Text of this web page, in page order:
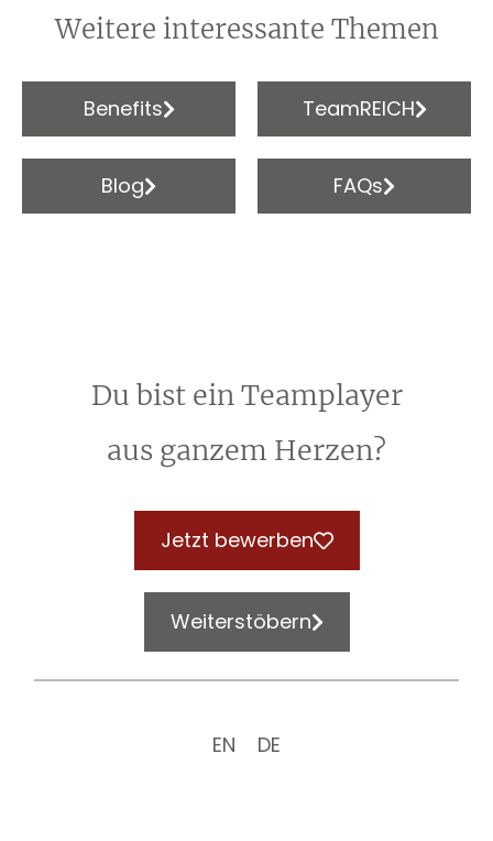
Weitere interessante Themen
Benefits TeamREICH
Blog FAQs
Du bist ein Teamplayer
aus ganzem Herzen?
Jetzt bewerben
Weiterstöbern
EN DE